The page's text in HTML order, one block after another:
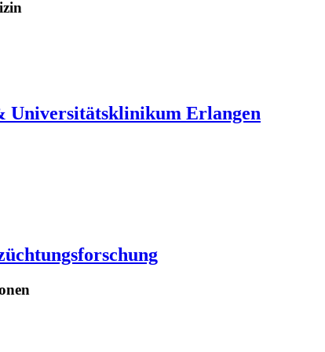
Universitätsklinikum Erlangen